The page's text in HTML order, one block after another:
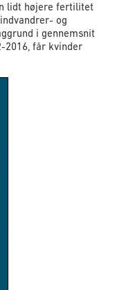
lidt højere fertilitet
og
i gennemsnit
2016, får kvinder